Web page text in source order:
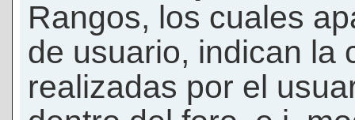
Rangos, los cuales
de usuario, indican la
realizadas por el